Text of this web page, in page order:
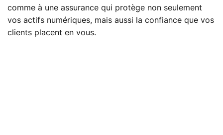
comme à une assurance qui protège non seulement
vos actifs numériques, mais aussi la confiance que vos
clients placent en vous.